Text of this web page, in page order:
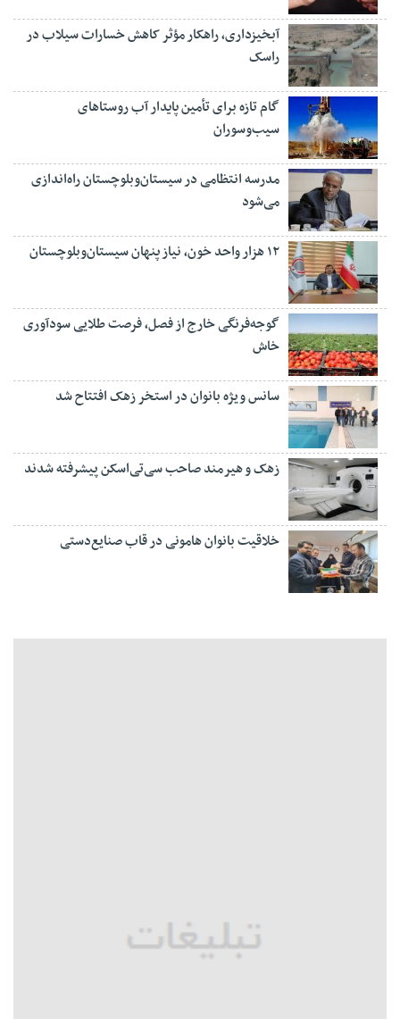
آبخیزداری، راهکار مؤثر کاهش خسارات سیلاب در
راسک
گام تازه برای تأمین پایدار آب روستاهای
سیب‌وسوران
مدرسه انتظامی در سیستان‌وبلوچستان راه‌اندازی
می‌شود
۱۲ هزار واحد خون، نیاز پنهان سیستان‌وبلوچستان
گوجه‌فرنگی خارج از فصل، فرصت طلایی سودآوری
خاش
سانس ویژه بانوان در استخر زهک افتتاح شد
زهک و هیرمند صاحب سی‌تی‌اسکن پیشرفته شدند
خلاقیت بانوان هامونی در قاب صنایع‌دستی